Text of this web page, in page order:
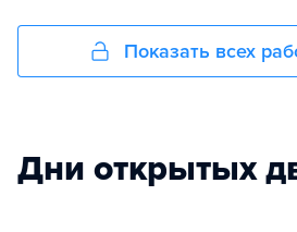
Показать всех
Дни открытых